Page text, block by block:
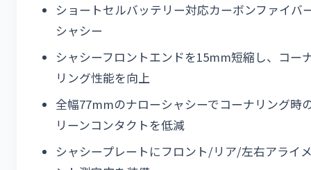
ショートセルバッテリー対応カーボンファイバ
シャシー
シャシーフロントエンドを15mm短縮し、コー
リング性能を向上
全幅77mmのナローシャシーでコーナリング時
リーンコンタクトを低減
シャシープレートにフロント/リア/左右アライ